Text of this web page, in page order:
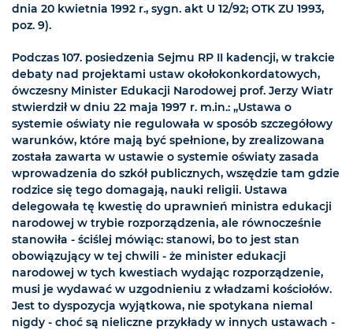
dnia 20 kwietnia 1992 r., sygn. akt U 12/92; OTK ZU 1993,
poz. 9).
Podczas 107. posiedzenia Sejmu RP II kadencji, w trakcie
debaty nad projektami ustaw okołokonkordatowych,
ówczesny Minister Edukacji Narodowej prof. Jerzy Wiatr
stwierdził w dniu 22 maja 1997 r. m.in.: „Ustawa o
systemie oświaty nie regulowała w sposób szczegółowy
warunków, które mają być spełnione, by zrealizowana
została zawarta w ustawie o systemie oświaty zasada
wprowadzenia do szkół publicznych, wszędzie tam gdzie
rodzice się tego domagają, nauki religii. Ustawa
delegowała tę kwestię do uprawnień ministra edukacji
narodowej w trybie rozporządzenia, ale równocześnie
stanowiła - ściślej mówiąc: stanowi, bo to jest stan
obowiązujący w tej chwili - że minister edukacji
narodowej w tych kwestiach wydając rozporządzenie,
musi je wydawać w uzgodnieniu z władzami kościołów.
Jest to dyspozycja wyjątkowa, nie spotykana niemal
nigdy - choć są nieliczne przykłady w innych ustawach -